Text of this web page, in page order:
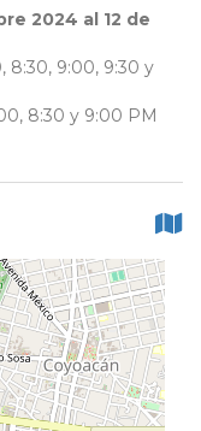
2024 al 12 de
8:30, 9:00, 9:30 y
8:30 y 9:00 PM